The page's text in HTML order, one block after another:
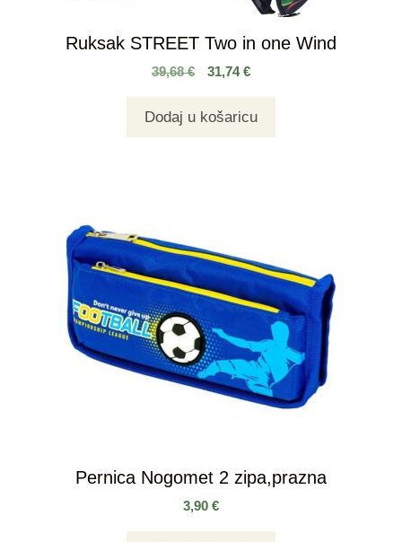
Ruksak STREET Two in one Wind
39,68€ 31,74€
Dodaj u košaricu
Pernica Nogomet 2 zipa,prazna
3,90 €